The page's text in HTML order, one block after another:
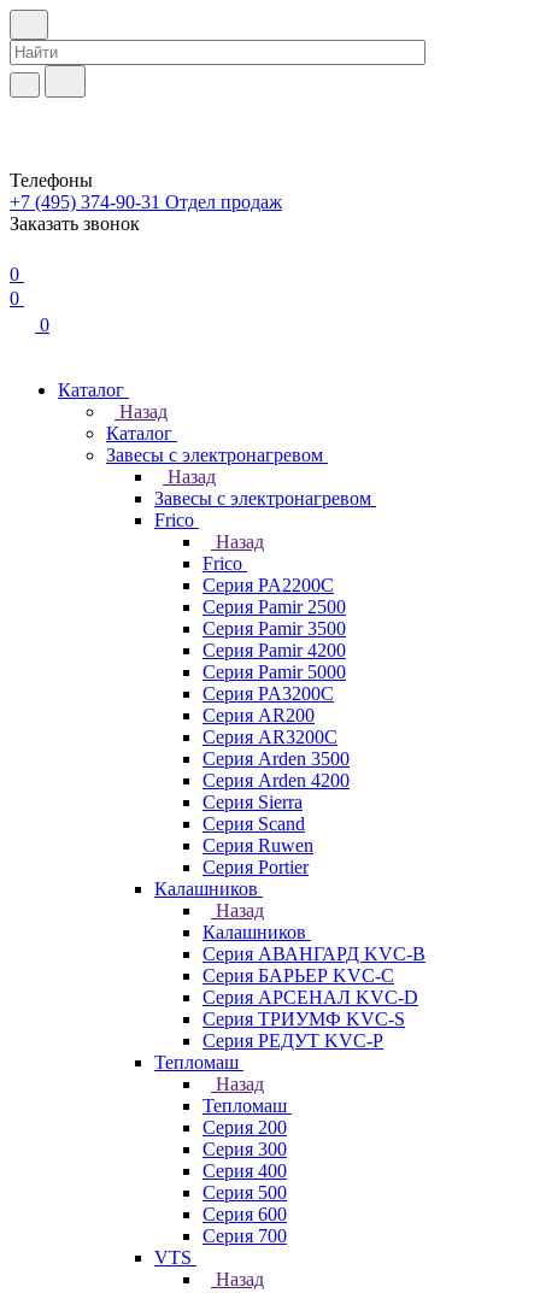
Телефоны
+7 (495) 374-90-31 Отдел продаж
Заказать звонок
0
0
0
Каталог
Назад
Каталог
Завесы с электронагревом
Назад
Завесы с электронагревом
Frico
Назад
Frico
Серия PA2200C
Серия Pamir 2500
Серия Pamir 3500
Серия Pamir 4200
Серия Pamir 5000
Серия PA3200C
Серия AR200
Серия AR3200C
Серия Arden 3500
Серия Arden 4200
Серия Sierra
Серия Scand
Серия Ruwen
Серия Portier
Калашников
Назад
Калашников
Серия АВАНГАРД KVC-B
Серия БАРЬЕР KVC-C
Серия АРСЕНАЛ KVC-D
Серия ТРИУМФ KVC-S
Серия РЕДУТ KVC-P
Тепломаш
Назад
Тепломаш
Серия 200
Серия 300
Серия 400
Серия 500
Серия 600
Серия 700
VTS
Назад